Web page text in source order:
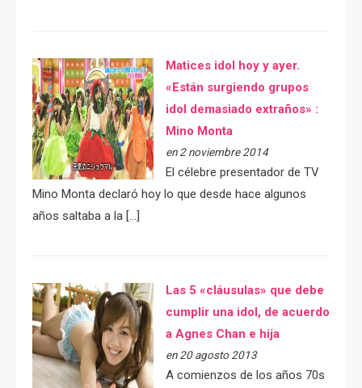
Matices idol hoy y ayer.
«Están surgiendo grupos
idol demasiado extraños» :
Mino Monta
en 2 noviembre 2014
El célebre presentador de TV
Mino Monta declaró hoy lo que desde hace algunos
años saltaba a la […]
Las 5 «cláusulas» que debe
cumplir una idol, de acuerdo
a Agnes Chan e hija
en 20 agosto 2013
A comienzos de los años 70s